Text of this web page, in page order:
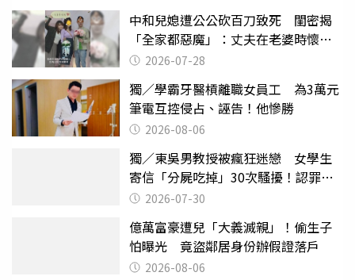
中和兒媳遭公公砍百刀致死 閨密揭
「全家都惡魔」：丈夫在老婆時懷孕
摔東西
2026-07-28
獨／學霸牙醫槓離職女員工 為3萬元
筆電互控侵占、誣告！他慘勝
2026-08-06
獨／東吳男教授被瘋狂迷戀 女學生
寄信「分屍吃掉」30次騷擾！認罪免
關 2026-07-30
億萬富豪遭兒「大義滅親」！偷生子
怕曝光 竟盜鄰居身份辦假證落戶
2026-08-06